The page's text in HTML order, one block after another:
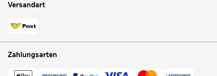
Versandart
Zahlungsarten